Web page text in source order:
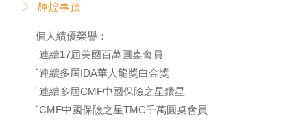
輝煌事蹟
個人績優榮譽：
˙連續17屆美國百萬圓桌會員
˙連續多屆IDA華人龍獎白金獎
˙連續多屆CMF中國保險之星鑽星
˙CMF中國保險之星TMC千萬圓桌會員